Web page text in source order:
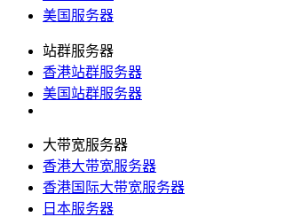
美国服务器
站群服务器
香港站群服务器
美国站群服务器
大带宽服务器
香港大带宽服务器
香港国际大带宽服务器
日本服务器